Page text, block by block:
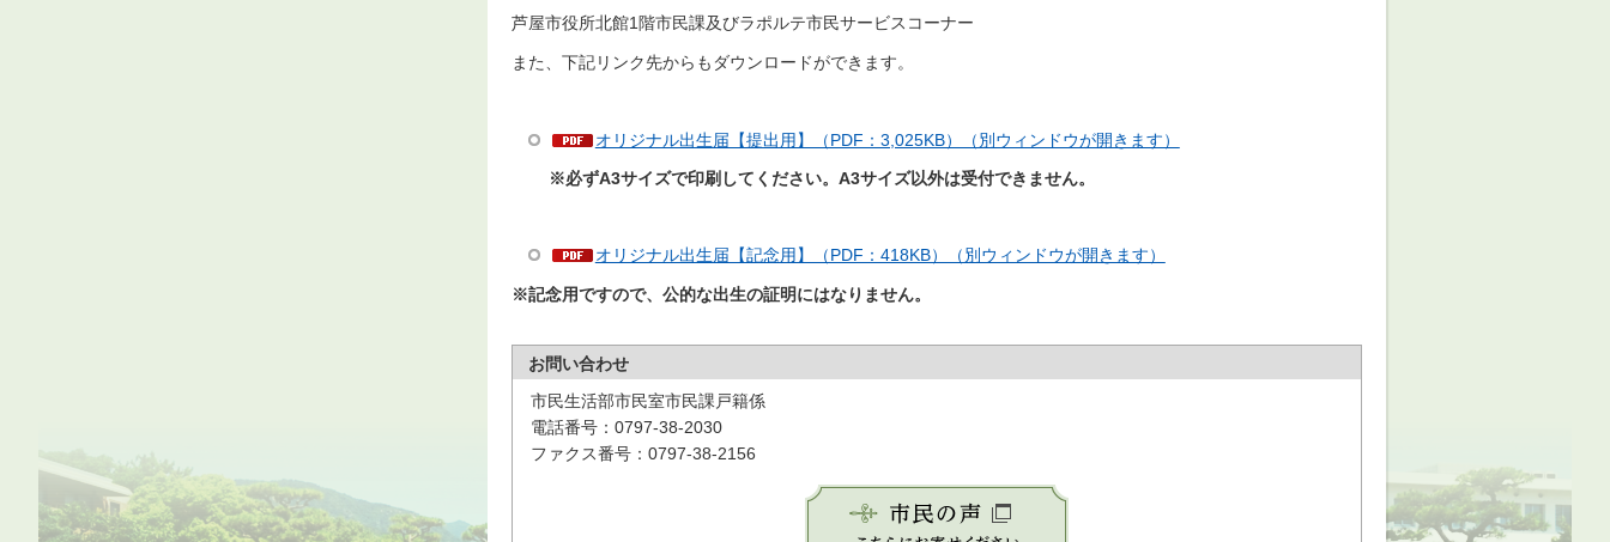
芦屋市役所北館1階市民課及びラポルテ市民サービスコーナー
また、下記リンク先からもダウンロードができます。
オリジナル出生届【提出用】（PDF：3,025KB）（別ウィンドウが開きます）
※必ずA3サイズで印刷してください。A3サイズ以外は受付できません。
オリジナル出生届【記念用】（PDF：418KB）（別ウィンドウが開きます）
※記念用ですので、公的な出生の証明にはなりません。
お問い合わせ
市民生活部市民室市民課戸籍係
電話番号：0797-38-2030
ファクス番号：0797-38-2156